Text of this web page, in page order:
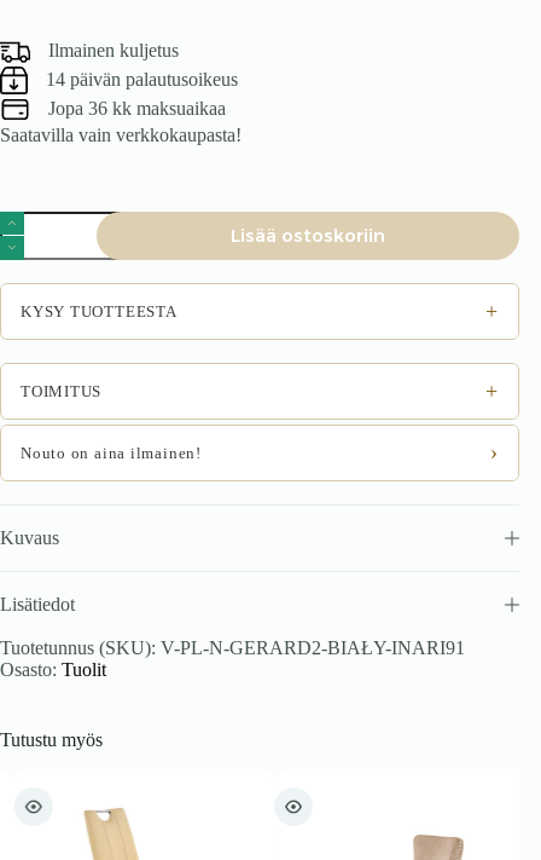
Ilmainen kuljetus
14 päivän palautusoikeus
Jopa 36 kk maksuaikaa
Saatavilla vain verkkokaupasta!
Tuoli
GERARD,
valkoinen
/
Inari
määrä
Lisää ostoskoriin
KYSY TUOTTEESTA +
TOIMITUS +
Nouto on aina ilmainen! ›
Kuvaus
Lisätiedot
Tuotetunnus (SKU): V-PL-N-GERARD2-BIAŁY-INARI91
Osasto: Tuolit
Tutustu myös